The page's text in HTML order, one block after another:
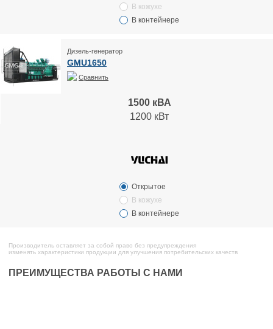
В кожухе
В контейнере
Дизель-генератор
GMU1650
Сравнить
1500 кВА
1200 кВт
Открытое
В кожухе
В контейнере
Производитель оставляет за собой право без предупреждения
изменять характеристики продукции для улучшения потребительских качеств
ПРЕИМУЩЕСТВА РАБОТЫ С НАМИ